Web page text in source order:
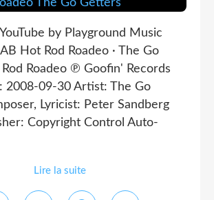
by Playground Music
Hot Rod Roadeo · The Go
Roadeo ℗ Goofin' Records
2008-09-30 Artist: The Go
Lyricist: Peter Sandberg
Copyright Control Auto-
Lire la suite